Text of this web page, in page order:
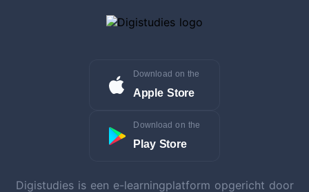
Download on the
Apple Store
Download on the
Play Store
Digistudies is een e-learningplatform opgericht door